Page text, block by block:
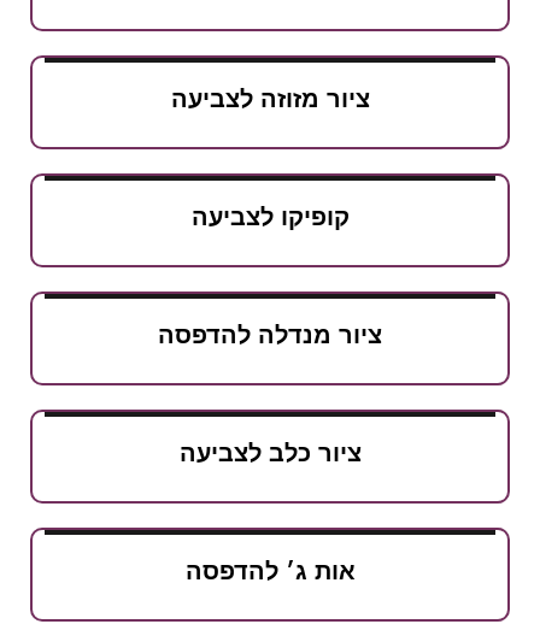
ציור מזוזה לצביעה
קופיקו לצביעה
ציור מנדלה להדפסה
ציור כלב לצביעה
אות ג׳ להדפסה